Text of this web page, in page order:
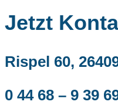
Jetzt
Rispel 60,
0 44 68 – 9 39